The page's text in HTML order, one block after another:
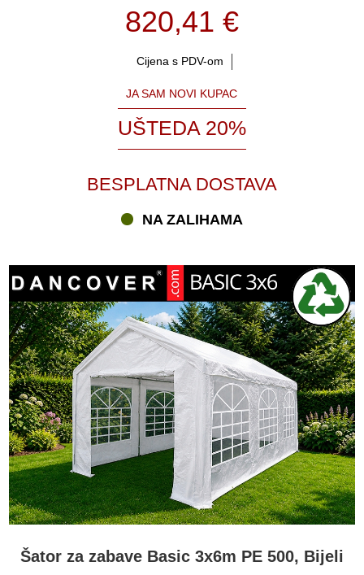
820,41 €
Cijena s PDV-om
JA SAM NOVI KUPAC
UŠTEDA 20%
BESPLATNA DOSTAVA
NA ZALIHAMA
Šator za zabave Basic 3x6m PE 500, Bijeli